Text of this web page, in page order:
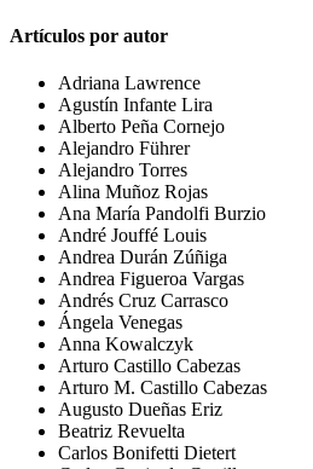
Artículos por autor
Adriana Lawrence
Agustín Infante Lira
Alberto Peña Cornejo
Alejandro Führer
Alejandro Torres
Alina Muñoz Rojas
Ana María Pandolfi Burzio
André Jouffé Louis
Andrea Durán Zúñiga
Andrea Figueroa Vargas
Andrés Cruz Carrasco
Ángela Venegas
Anna Kowalczyk
Arturo Castillo Cabezas
Arturo M. Castillo Cabezas
Augusto Dueñas Eriz
Beatriz Revuelta
Carlos Bonifetti Dietert